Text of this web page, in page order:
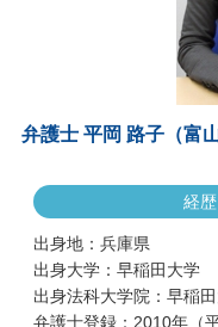
弁護士 平岡 路子（富
経歴
出身地：兵庫県
出身大学：早稲田大学
出身法科大学院：早稲
弁護士登録：2010年（